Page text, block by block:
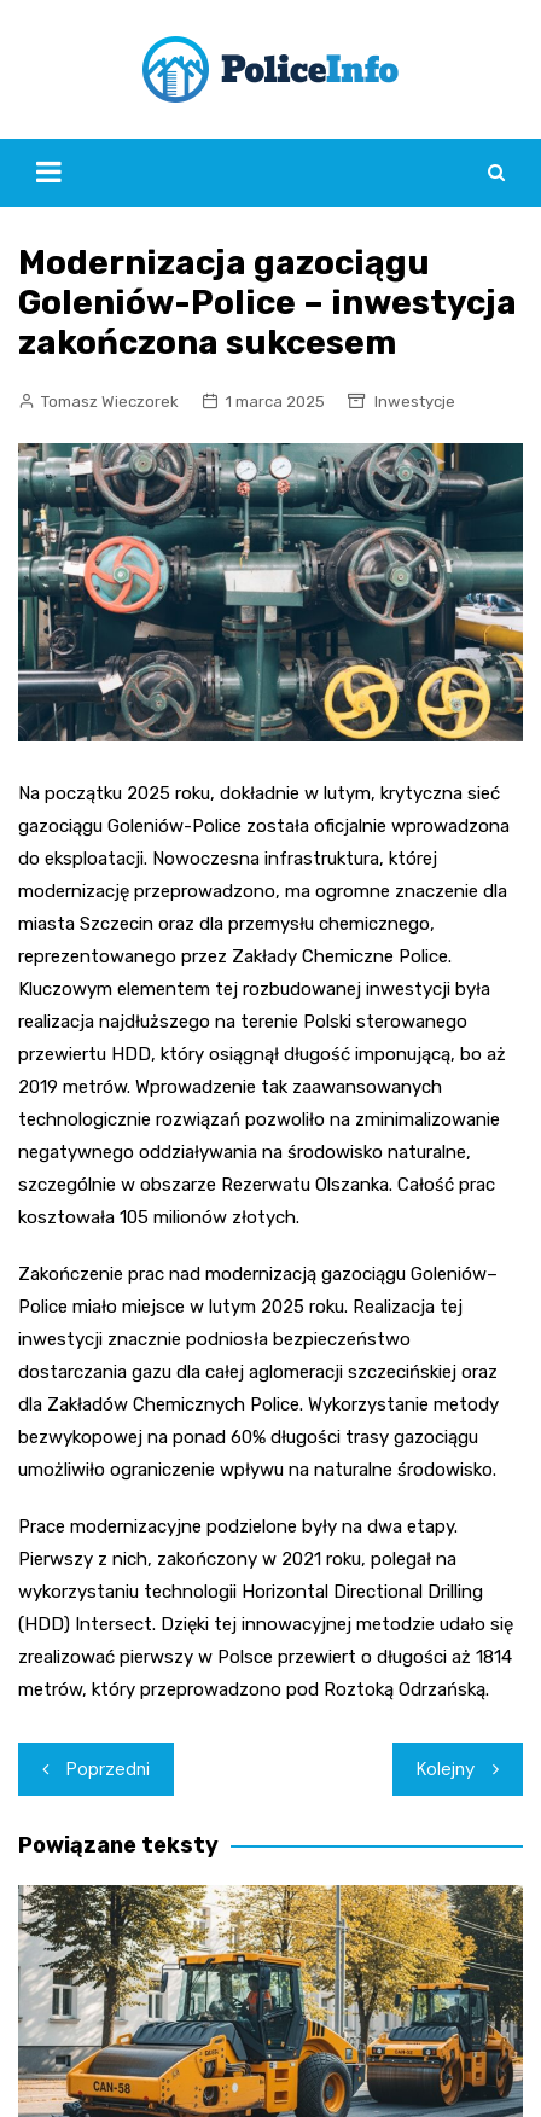
Modernizacja gazociągu
Goleniów-Police – inwestycja
zakończona sukcesem
Tomasz Wieczorek 1 marca 2025 Inwestycje
Na początku 2025 roku, dokładnie w lutym, krytyczna sieć
gazociągu Goleniów-Police została oficjalnie wprowadzona
do eksploatacji. Nowoczesna infrastruktura, której
modernizację przeprowadzono, ma ogromne znaczenie dla
miasta Szczecin oraz dla przemysłu chemicznego,
reprezentowanego przez Zakłady Chemiczne Police.
Kluczowym elementem tej rozbudowanej inwestycji była
realizacja najdłuższego na terenie Polski sterowanego
przewiertu HDD, który osiągnął długość imponującą, bo aż
2019 metrów. Wprowadzenie tak zaawansowanych
technologicznie rozwiązań pozwoliło na zminimalizowanie
negatywnego oddziaływania na środowisko naturalne,
szczególnie w obszarze Rezerwatu Olszanka. Całość prac
kosztowała 105 milionów złotych.
Zakończenie prac nad modernizacją gazociągu Goleniów–
Police miało miejsce w lutym 2025 roku. Realizacja tej
inwestycji znacznie podniosła bezpieczeństwo
dostarczania gazu dla całej aglomeracji szczecińskiej oraz
dla Zakładów Chemicznych Police. Wykorzystanie metody
bezwykopowej na ponad 60% długości trasy gazociągu
umożliwiło ograniczenie wpływu na naturalne środowisko.
Prace modernizacyjne podzielone były na dwa etapy.
Pierwszy z nich, zakończony w 2021 roku, polegał na
wykorzystaniu technologii Horizontal Directional Drilling
(HDD) Intersect. Dzięki tej innowacyjnej metodzie udało się
zrealizować pierwszy w Polsce przewiert o długości aż 1814
metrów, który przeprowadzono pod Roztoką Odrzańską.
Nawigacja
wpisu
Poprzedni Kolejny
Powiązane teksty